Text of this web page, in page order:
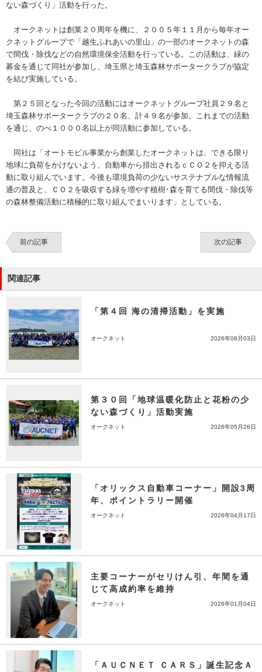
ない森づくり」活動を行った。
オークネットは創業２０周年を機に、２００５年１１月から毎年オー
クネットグループで「越生ふれあいの里山」の一部のオークネットの森
で間伐・除伐などの自然環境保全活動を行っている。この活動は、緑の
募金を通じて同社が参加し、埼玉県と埼玉森林サポータークラブが協定
を結び実施している。
第２５回となった今回の活動にはオークネットグループ社員２９名と
埼玉森林サポータークラブの２０名、計４９名が参加。これまでの活動
を通じ、のべ１０００名以上が同活動に参加している。
同社は「オートモビル事業から創業したオークネットは、できる限り
地球に負荷をかけないよう、自動車から排出されるｃＣＯ２を抑える活
動に取り組んでいます。今後も環境負荷の少ないサステナブルな情報流
通の普及と、ＣＯ２を吸収する緑を増やす植樹･森を育てる間伐・除伐等
の森林整備活動に積極的に取り組んでまいります」としている。
前の記事 次の記事
関連記事
「第４回 海の清掃活動」を実施
オークネット 2026年08月03日
第３０回「地球温暖化防止と花粉の少
ない森づくり」活動実施
オークネット 2026年05月26日
「オリックス自動車コーナー」開設3周
年、ポイントラリー開催
オークネット 2026年04月17日
主要コーナーがセリけん引、年間を通
じて高成約率を維持
オークネット 2026年01月04日
「ＡＵＣＮＥＴ ＣＡＲＳ」誕生記念Ａ